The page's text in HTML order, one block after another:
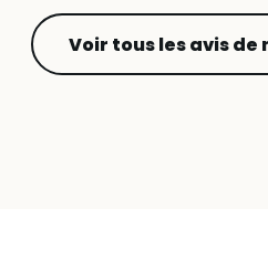
Voir tous les avis de